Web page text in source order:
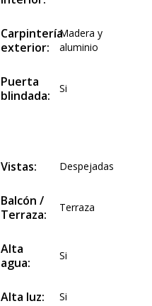
Carpintería
exterior:
Madera y
aluminio
Puerta
blindada:
Si
Vistas: Despejadas
Balcón /
Terraza:
Terraza
Alta
agua:
Si
Alta luz: Si